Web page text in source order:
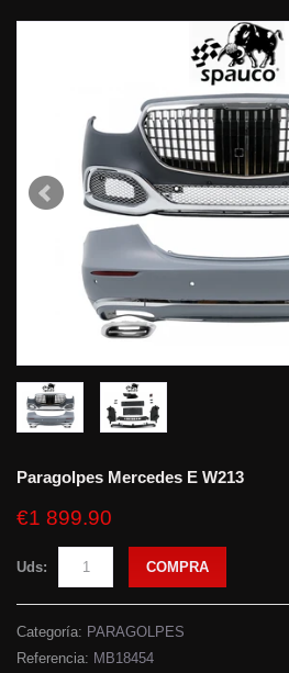
Paragolpes Mercedes E W213
€1 899.90
Uds: COMPRA
Categoría: PARAGOLPES
Referencia: MB18454